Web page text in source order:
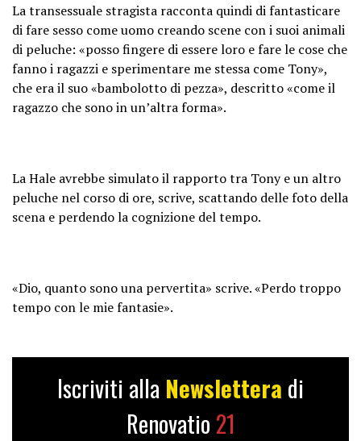
La transessuale stragista racconta quindi di fantasticare
di fare sesso come uomo creando scene con i suoi animali
di peluche: «posso fingere di essere loro e fare le cose che
fanno i ragazzi e sperimentare me stessa come Tony»,
che era il suo «bambolotto di pezza», descritto «come il
ragazzo che sono in un’altra forma».
La Hale avrebbe simulato il rapporto tra Tony e un altro
peluche nel corso di ore, scrive, scattando delle foto della
scena e perdendo la cognizione del tempo.
«Dio, quanto sono una pervertita» scrive. «Perdo troppo
tempo con le mie fantasie».
Iscriviti alla Newslettera di
Renovatio 21